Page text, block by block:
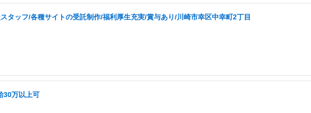
タッフ/各種サイトの受託制作/福利厚生充実/賞与あり/川崎市幸区中幸町2丁目
30万以上可